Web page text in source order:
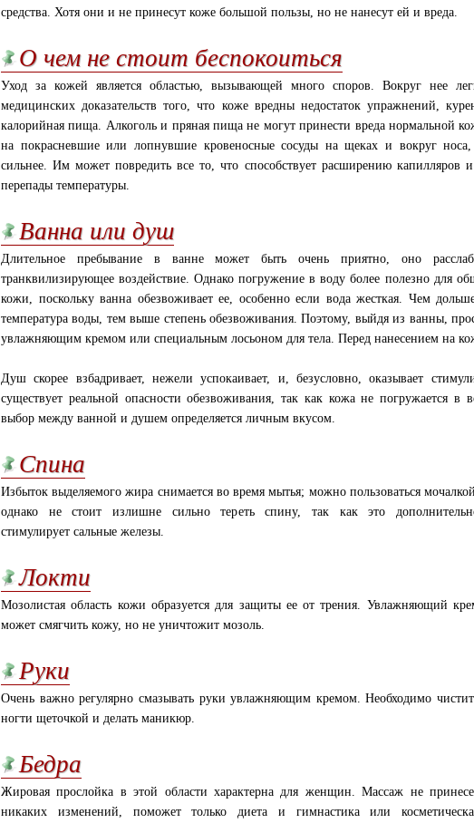
средства. Хотя они и не принесут коже большой пользы, но не нанесут ей и вреда.
О чем не стоит беспокоиться
Уход за кожей является областью, вызывающей много споров. Вокруг нее
медицинских доказательств того, что коже вредны недостаток упражнений,
калорийная пища. Алкоголь и пряная пища не могут принести вреда нормальной
на покрасневшие или лопнувшие кровеносные сосуды на щеках и вокруг носа,
сильнее. Им может повредить все то, что способствует расширению капилляров
перепады температуры.
Ванна или душ
Длительное пребывание в ванне может быть очень приятно, оно
транквилизирующее воздействие. Однако погружение в воду более полезно для
кожи, поскольку ванна обезвоживает ее, особенно если вода жесткая. Чем
температура воды, тем выше степень обезвоживания. Поэтому, выйдя из ванны,
увлажняющим кремом или специальным лосьоном для тела. Перед нанесением на
Душ скорее взбадривает, нежели успокаивает, и, безусловно, оказывает
существует реальной опасности обезвоживания, так как кожа не погружается в
выбор между ванной и душем определяется личным вкусом.
Спина
Избыток выделяемого жира снимается во время мытья; можно пользоваться
однако не стоит излишне сильно тереть спину, так как это
стимулирует сальные железы.
Локти
Мозолистая область кожи образуется для защиты ее от трения. Увлажняющий
может смягчить кожу, но не уничтожит мозоль.
Руки
Очень важно регулярно смазывать руки увлажняющим кремом. Необходимо
ногти щеточкой и делать маникюр.
Бедра
Жировая прослойка в этой области характерна для женщин. Массаж не
никаких изменений, поможет только диета и гимнастика или